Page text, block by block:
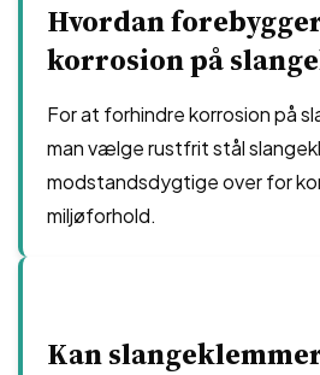
Hvordan
korrosion på
For at forhindre korrosion på
man vælge rustfrit stål
modstandsdygtige over for
miljøforhold.
Kan